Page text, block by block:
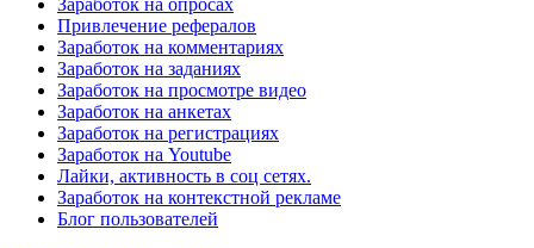
Заработок на опросах
Привлечение рефералов
Заработок на комментариях
Заработок на заданиях
Заработок на просмотре видео
Заработок на анкетах
Заработок на регистрациях
Заработок на Youtube
Лайки, активность в соц сетях.
Заработок на контекстной рекламе
Блог пользователей